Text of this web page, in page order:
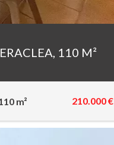
110 M²
m² 210.000 €